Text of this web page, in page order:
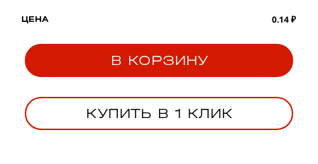
ЦЕНА 0.14 ₽
В КОРЗИНУ
КУПИТЬ В 1 КЛИК